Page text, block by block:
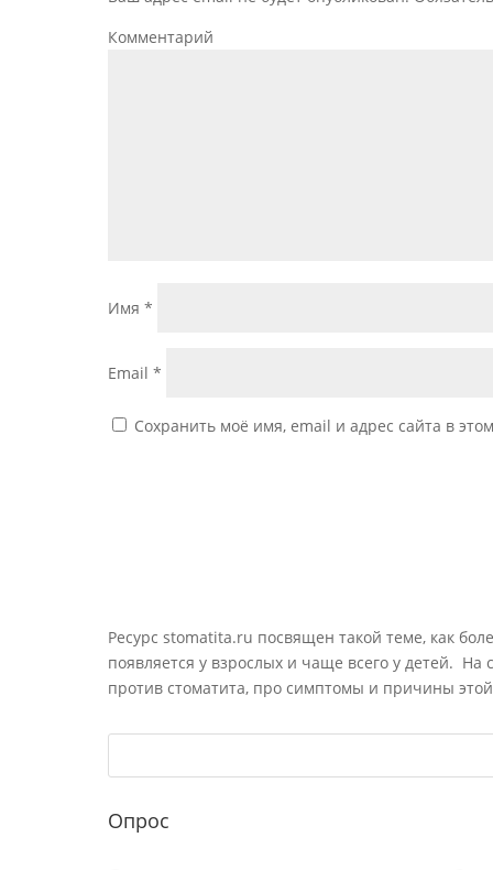
Комментарий
Имя *
Email *
Сохранить моё имя, email и адрес сайта в
Ресурс stomatita.ru посвящен такой теме, как
появляется у взрослых и чаще всего у детей.
против стоматита, про симптомы и причины
Опрос